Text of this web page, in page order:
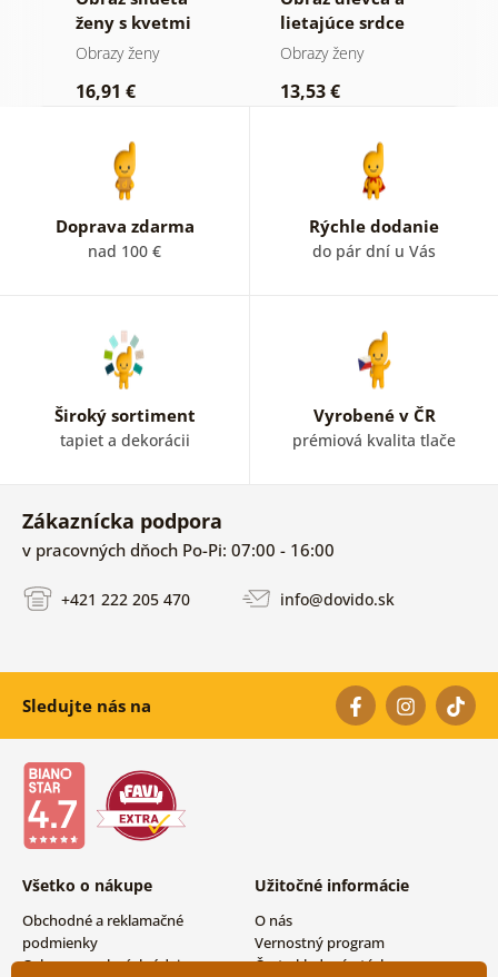
ženy s kvetmi
Obrazy ženy
16,91 €
lietajúce srdce
Obrazy ženy
13,53 €
Doprava zdarma
nad 100 €
Rýchle dodanie
do pár dní u Vás
Široký sortiment
tapiet a dekorácii
Vyrobené v ČR
prémiová kvalita tlače
Zákaznícka podpora
v pracovných dňoch Po-Pi: 07:00 - 16:00
+421 222 205 470 info@dovido.sk
Sledujte nás na
Všetko o nákupe
Obchodné a reklamačné
podmienky
Ochrana osobných údajov
Užitočné informácie
O nás
Vernostný program
Často kladené otázky